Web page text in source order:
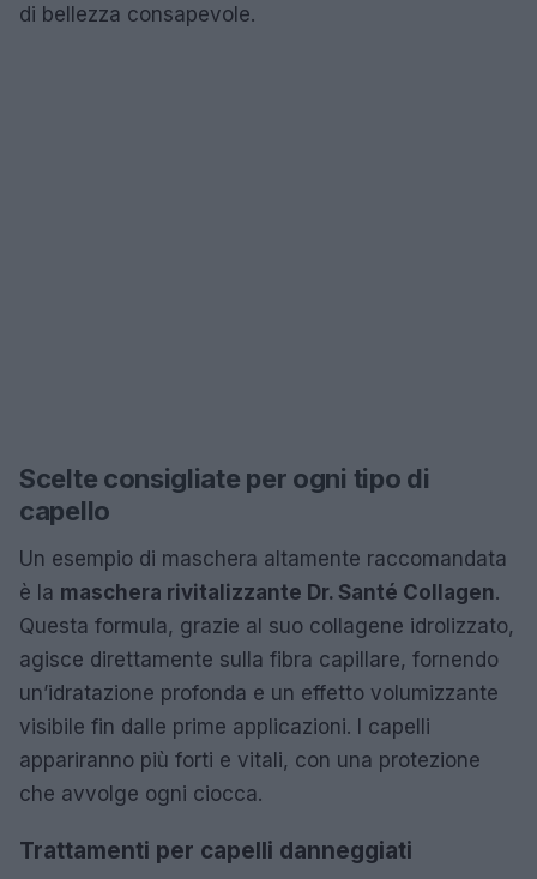
di bellezza consapevole.
Scelte consigliate per ogni tipo di
capello
Un esempio di maschera altamente raccomandata
è la maschera rivitalizzante Dr. Santé Collagen.
Questa formula, grazie al suo collagene idrolizzato,
agisce direttamente sulla fibra capillare, fornendo
un’idratazione profonda e un effetto volumizzante
visibile fin dalle prime applicazioni. I capelli
appariranno più forti e vitali, con una protezione
che avvolge ogni ciocca.
Trattamenti per capelli danneggiati